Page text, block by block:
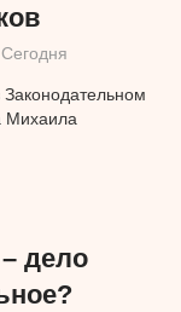
Сегодня
Законодательном
Михаила
дело